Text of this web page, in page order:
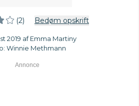
(2) Bedøm opskrift
2019 af Emma Martiny
Winnie Methmann